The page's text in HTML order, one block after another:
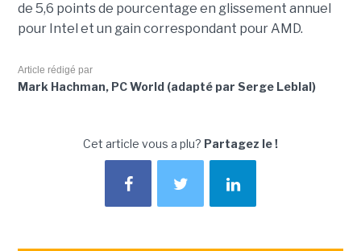
de 5,6 points de pourcentage en glissement annuel
pour Intel et un gain correspondant pour AMD.
Article rédigé par
Mark Hachman, PC World (adapté par Serge Leblal)
Cet article vous a plu? Partagez le !